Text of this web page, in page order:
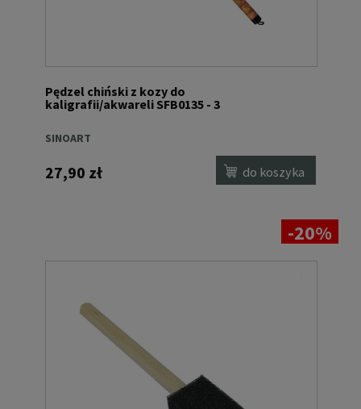
Pędzel chiński z kozy do
kaligrafii/akwareli SFB0135 - 3
SINOART
27,90 zł do koszyka
-20%